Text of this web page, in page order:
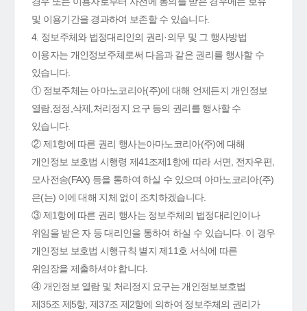
및 이용기간을 경과하여 보존할 수 있습니다.
4. 정보주체와 법정대리인의 권리·의무 및 그 행사방법
이용자는 개인정보주체로써 다음과 같은 권리를 행사할 수
있습니다.
① 정보주체는 아마노코리아(주)에 대해 언제든지 개인정보
열람,정정,삭제,처리정지 요구 등의 권리를 행사할 수
있습니다.
② 제1항에 따른 권리 행사는아마노코리아(주)에 대해
개인정보 보호법 시행령 제41조제1항에 따라 서면, 전자우편,
모사전송(FAX) 등을 통하여 하실 수 있으며 아마노코리아(주)
은(는) 이에 대해 지체 없이 조치하겠습니다.
③ 제1항에 따른 권리 행사는 정보주체의 법정대리인이나
위임을 받은 자 등 대리인을 통하여 하실 수 있습니다. 이 경우
개인정보 보호법 시행규칙 별지 제11호 서식에 따른
위임장을 제출하셔야 합니다.
④ 개인정보 열람 및 처리정지 요구는 개인정보보호법
제35조 제5항, 제37조 제2항에 의하여 정보주체의 권리가